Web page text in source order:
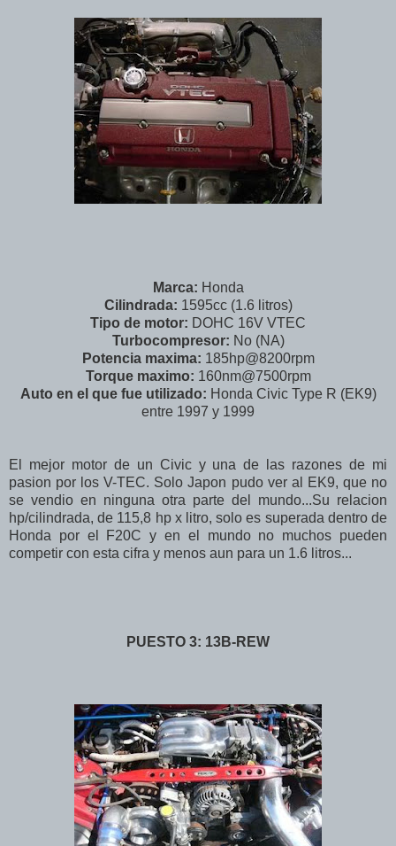
Marca: Honda
Cilindrada: 1595cc (1.6 litros)
Tipo de motor: DOHC 16V VTEC
Turbocompresor: No (NA)
Potencia maxima: 185hp@8200rpm
Torque maximo: 160nm@7500rpm
Auto en el que fue utilizado: Honda Civic Type R (EK9)
entre 1997 y 1999
El mejor motor de un Civic y una de las razones de mi
pasion por los V-TEC. Solo Japon pudo ver al EK9, que no
se vendio en ninguna otra parte del mundo...Su relacion
hp/cilindrada, de 115,8 hp x litro, solo es superada dentro de
Honda por el F20C y en el mundo no muchos pueden
competir con esta cifra y menos aun para un 1.6 litros...
PUESTO 3: 13B-REW